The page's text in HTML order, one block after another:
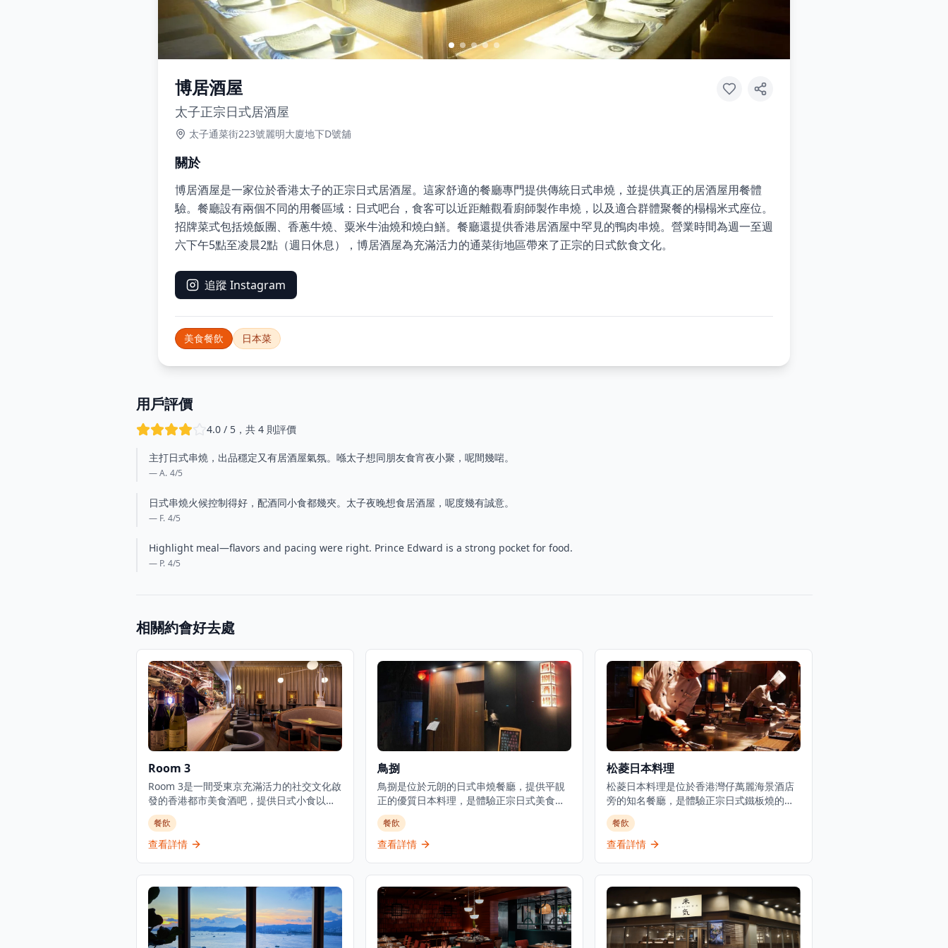
博居酒屋
太子正宗日式居酒屋
太子通菜街223號麗明大廈地下D號舖
關於
博居酒屋是一家位於香港太子的正宗日式居酒屋。這家舒適的餐廳專門提供傳統日式串燒，並提供真正的居酒屋用餐體
驗。餐廳設有兩個不同的用餐區域：日式吧台，食客可以近距離觀看廚師製作串燒，以及適合群體聚餐的榻榻米式座位。
招牌菜式包括燒飯團、香蔥牛燒、粟米牛油燒和燒白鱔。餐廳還提供香港居酒屋中罕見的鴨肉串燒。營業時間為週一至週
六下午5點至凌晨2點（週日休息），博居酒屋為充滿活力的通菜街地區帶來了正宗的日式飲食文化。
追蹤 Instagram
美食餐飲 日本菜
用戶評價
4.0 / 5，共 4 則評價
主打日式串燒，出品穩定又有居酒屋氣氛。喺太子想同朋友食宵夜小聚，呢間幾啱。
— A. 4/5
日式串燒火候控制得好，配酒同小食都幾夾。太子夜晚想食居酒屋，呢度幾有誠意。
— F. 4/5
Highlight meal—flavors and pacing were right. Prince Edward is a strong pocket for food.
— P. 4/5
相關約會好去處
Room 3
Room 3是一間受東京充滿活力的社交文化啟
發的香港都市美食酒吧，提供日式小食以及
豐富的葡萄酒、威士忌、優質清酒和雞尾酒
選擇。酒吧擁有寬敞時尚的室內設計和高天
花板，營造出優雅的用餐和飲酒氛圍。以日
客的熱門目的地。這家establishment既是
餐廳也是酒吧，在尖沙咀中心地帶提供精緻
的都市用餐體驗。
餐飲
查看詳情
鳥捌
鳥捌是位於元朗的日式串燒餐廳，提供平靚
正的優質日本料理，是體驗正宗日式美食的
理想選擇。餐廳主打新鮮刺身、炭火串燒及
廚師發辦套餐，採用時令食材，確保每一道
菜都展現最佳的風味和品質。位於元朗舊木
辦，全部都用了時令魚料及食材。餐廳環境
溫馨舒適，適合情侶約會或與朋友共聚，享
受傳統日式料理的魅力。餐廳以在元朗區提
供高性價比的日本料理而聞名，無論是想要
品嚐新鮮刺身還是享受炭火串燒的獨特風
餐飲
查看詳情
松菱日本料理
松菱日本料理是位於香港灣仔萬麗海景酒店
旁的知名餐廳，是體驗正宗日式鐵板燒的頂
級選擇。餐廳以精緻的傳統日本料理和無可
挑剔的服務而聞名，在香港提供經典日式鐵
板燒宴席已有超過35年的歷史，深受本地食
可以近距離觀看廚師精湛的烹飪技藝。餐廳
環境優雅，適合商務宴請、情侶約會或慶祝
特殊場合。每一道菜都選用最新鮮的時令食
材，由經驗豐富的日籍廚師精心製作，確保
呈現最正宗的日式風味。松菱是香港餐飲界
餐飲
查看詳情